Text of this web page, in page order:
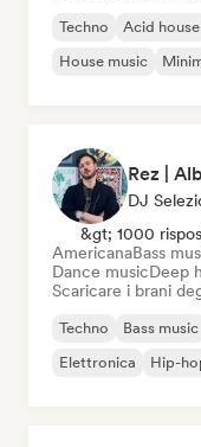
Techno Acid house
House music
Rez |
DJ
&gt; 1000
AmericanaBass
Dance musicDeep
Scaricare i brani
Techno Bass music
Elettronica
Hip-